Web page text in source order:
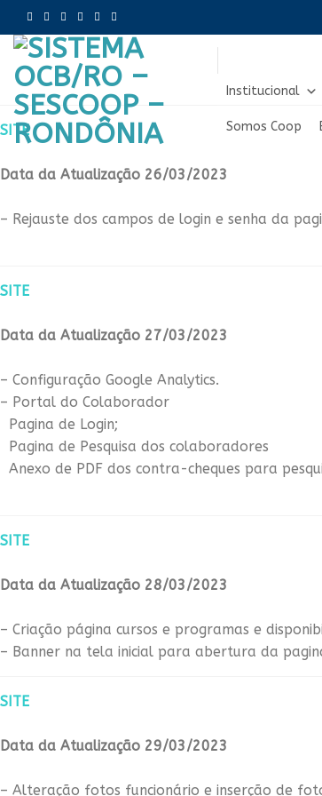
to
content
Institucional
Somos Coop
SITE
Data da Atualização 26/03/2023
– Rejauste dos campos de login e senha da
SITE
Data da Atualização 27/03/2023
– Configuração Google Analytics.
– Portal do Colaborador
Pagina de Login;
Pagina de Pesquisa dos colaboradores
Anexo de PDF dos contra-cheques para
SITE
Data da Atualização 28/03/2023
– Criação página cursos e programas e
– Banner na tela inicial para abertura da
SITE
Data da Atualização 29/03/2023
– Alteração fotos funcionário e inserção de